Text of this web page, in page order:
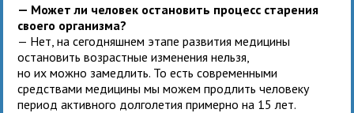
— Может ли человек остановить процесс старения
своего организма?
— Нет, на сегодняшнем этапе развития медицины
остановить возрастные изменения нельзя,
но их можно замедлить. То есть современными
средствами медицины мы можем продлить человеку
период активного долголетия примерно на 15 лет.